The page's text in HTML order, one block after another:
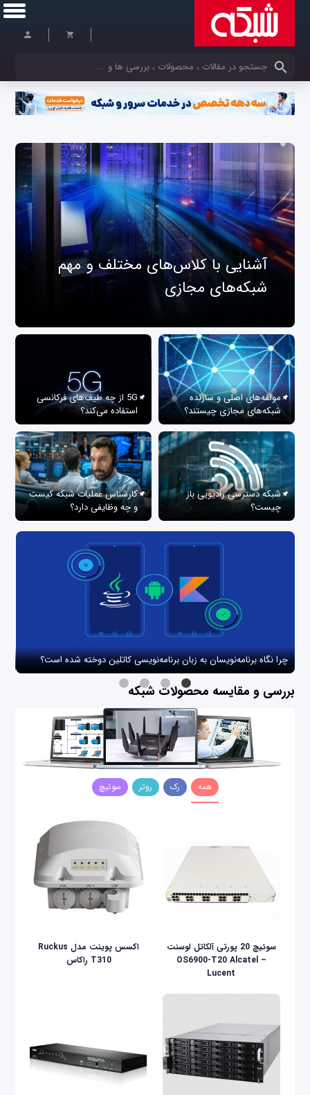
کلمات کلیدی خود را وارد کنید
آشنایی با کلاس‌های مختلف و مهم
شبکه‌های مجازی
مولفه‌های اصلی و سازنده
شبکه‌های مجازی چیستند؟
5G از چه طیف‌های فرکانسی
استفاده می‌کند؟
شبکه دسترسی رادیویی باز
چیست؟
کارشناس عملیات شبکه کیست
و چه وظایفی دارد؟
چرا نگاه برنامه‌نویسان به زبان برنامه‌نویسی کاتلین دوخته شده است؟
بررسی و مقایسه محصولات شبکه
همه رک روتر سوئیچ
سوئیچ 20 پورتی آلکاتل لوسنت
OS6900-T20 Alcatel –
Lucent
اکسس پوینت مدل Ruckus
T310 راکاس